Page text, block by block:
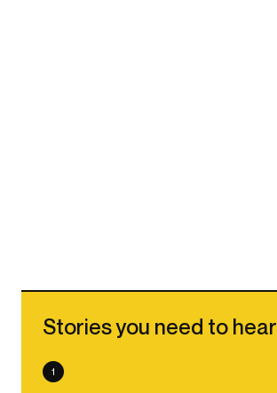
Stories you need to hear
1